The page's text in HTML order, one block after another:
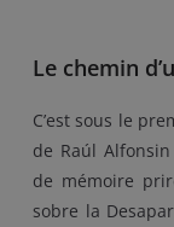
Le chemin
C’est sous le
de Raúl
de mémoire
sobre la